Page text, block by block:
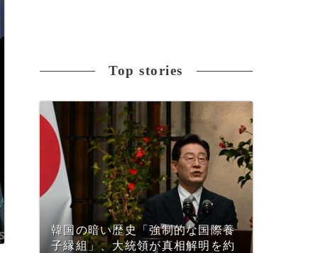
Top stories
韓国の暗い歴史「強制的な国際養
子縁組」、大統領が真相解明を約